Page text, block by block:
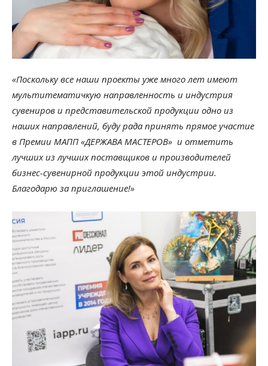
«Поскольку все наши проекты уже много лет имеют
мультитематичкую направленность и индустрия
сувениров и представительской продукции одно из
наших направлений, буду рада принять прямое участие
в Премии МАПП «ДЕРЖАВА МАСТЕРОВ» и отметить
лучших из лучших поставщиков и производителей
бизнес-сувенирной продукции этой индустрии.
Благодарю за приглашение!»